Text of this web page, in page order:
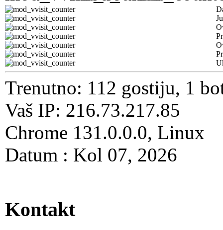
Trenutno: 112 gostiju, 1
Vaš IP: 216.73.217.85
Chrome 131.0.0.0, Linux
Datum : Kol 07, 2026
Kontakt